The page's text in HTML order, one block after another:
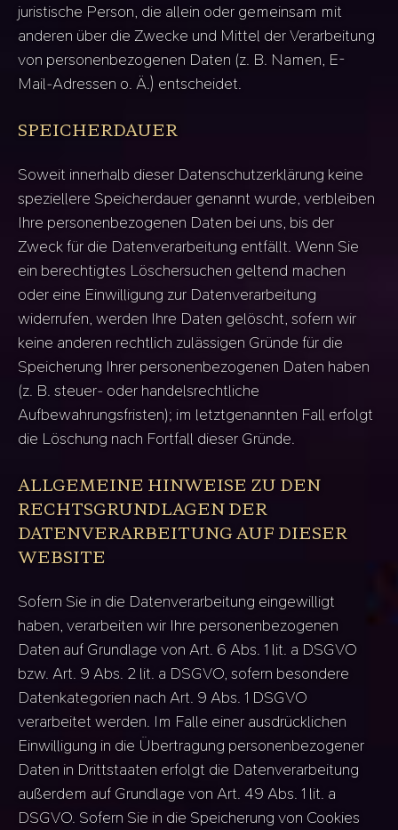
juristische Person, die allein oder gemeinsam mit
anderen über die Zwecke und Mittel der Verarbeitung
von personenbezogenen Daten (z. B. Namen, E-
Mail-Adressen o. Ä.) entscheidet.
SPEICHERDAUER
Soweit innerhalb dieser Datenschutzerklärung keine
speziellere Speicherdauer genannt wurde, verbleiben
Ihre personenbezogenen Daten bei uns, bis der
Zweck für die Datenverarbeitung entfällt. Wenn Sie
ein berechtigtes Löschersuchen geltend machen
oder eine Einwilligung zur Datenverarbeitung
widerrufen, werden Ihre Daten gelöscht, sofern wir
keine anderen rechtlich zulässigen Gründe für die
Speicherung Ihrer personenbezogenen Daten haben
(z. B. steuer- oder handelsrechtliche
Aufbewahrungsfristen); im letztgenannten Fall erfolgt
die Löschung nach Fortfall dieser Gründe.
ALLGEMEINE HINWEISE ZU DEN
RECHTSGRUNDLAGEN DER
DATENVERARBEITUNG AUF DIESER
WEBSITE
Sofern Sie in die Datenverarbeitung eingewilligt
haben, verarbeiten wir Ihre personenbezogenen
Daten auf Grundlage von Art. 6 Abs. 1 lit. a DSGVO
bzw. Art. 9 Abs. 2 lit. a DSGVO, sofern besondere
Datenkategorien nach Art. 9 Abs. 1 DSGVO
verarbeitet werden. Im Falle einer ausdrücklichen
Einwilligung in die Übertragung personenbezogener
Daten in Drittstaaten erfolgt die Datenverarbeitung
außerdem auf Grundlage von Art. 49 Abs. 1 lit. a
DSGVO. Sofern Sie in die Speicherung von Cookies